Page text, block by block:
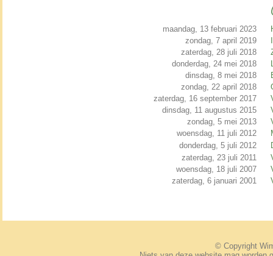
maandag, 13 februari 2023
zondag, 7 april 2019
zaterdag, 28 juli 2018
donderdag, 24 mei 2018
dinsdag, 8 mei 2018
zondag, 22 april 2018
zaterdag, 16 september 2017
dinsdag, 11 augustus 2015
zondag, 5 mei 2013
woensdag, 11 juli 2012
donderdag, 5 juli 2012
zaterdag, 23 juli 2011
woensdag, 18 juli 2007
zaterdag, 6 januari 2001
© Copyright